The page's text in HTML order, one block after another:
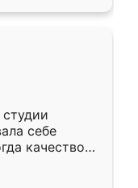
себе
качеством
уже почти